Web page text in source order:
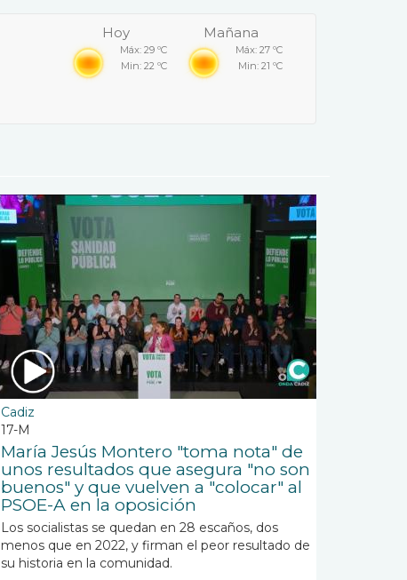
Hoy
Máx: 29 ºC
Min: 22 ºC
Mañana
Máx: 27 ºC
Min: 21 ºC
Cadiz
17-M
María Jesús Montero "toma nota" de
unos resultados que asegura "no son
buenos" y que vuelven a "colocar" al
PSOE-A en la oposición
Los socialistas se quedan en 28 escaños, dos
menos que en 2022, y firman el peor resultado de
su historia en la comunidad.